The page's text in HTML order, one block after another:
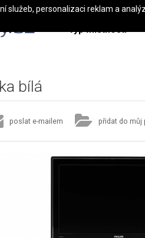
Typ místnosti
bílá
poslat e-mailem přidat do můj
služeb, personalizaci reklam a